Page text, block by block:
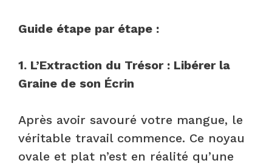
Guide étape par étape :
1. L’Extraction du Trésor : Libérer la
Graine de son Écrin
Après avoir savouré votre mangue, le
véritable travail commence. Ce noyau
ovale et plat n’est en réalité qu’une